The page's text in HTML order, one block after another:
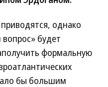
однако
будет
формальную
бы большим